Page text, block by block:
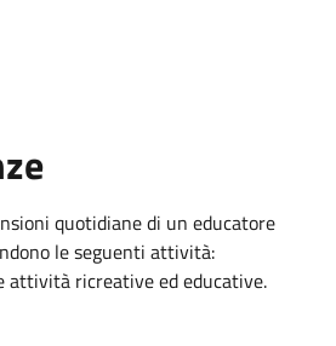
quotidiane di un educatore
le seguenti attività:
attività ricreative ed educative.